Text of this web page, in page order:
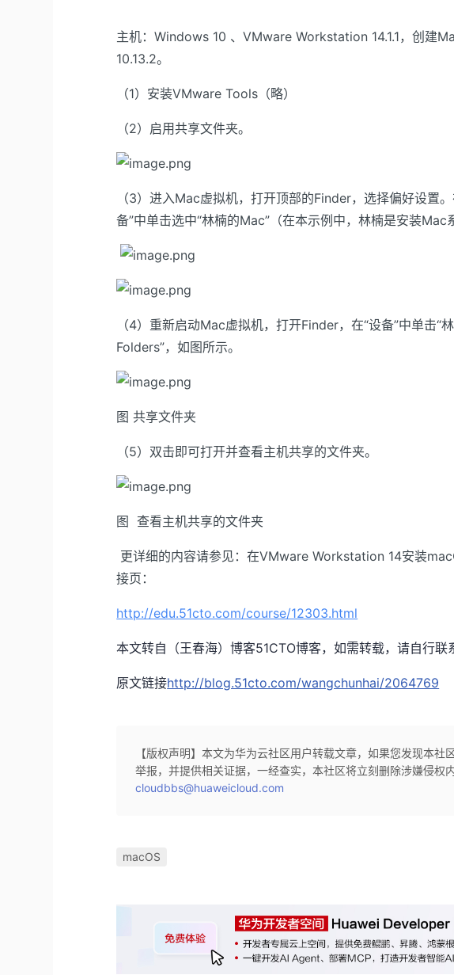
主机：Windows 10 、VMware Workstation 14.1.1，创建
10.13.2。
（1）安装VMware Tools（略）
（2）启用共享文件夹。
（3）进入Mac虚拟机，打开顶部的Finder，选择偏好设置
备”中单击选中“林楠的Mac”（在本示例中，林楠是安装Mac
（4）重新启动Mac虚拟机，打开Finder，在“设备”中单击
Folders”，如图所示。
图 共享文件夹
（5）双击即可打开并查看主机共享的文件夹。
图 查看主机共享的文件夹
更详细的内容请参见：在VMware Workstation 14安装
接页：
http://edu.51cto.com/course/12303.html
本文转自（王春海）博客51CTO博客，如需转载，请自行联
原文链接http://blog.51cto.com/wangchunhai/2064769
【版权声明】本文为华为云社区用户转载文章，如果您发现本
举报，并提供相关证据，一经查实，本社区将立刻删除涉嫌侵权
cloudbbs@huaweicloud.com
macOS